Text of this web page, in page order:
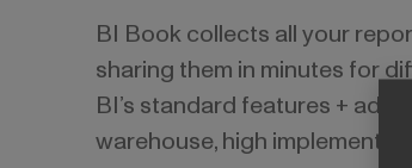
BI Book collects all your
sharing them in minutes for
BI’s standard features +
warehouse, high